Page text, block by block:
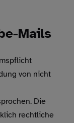
Mails
von nicht
Die
rechtliche